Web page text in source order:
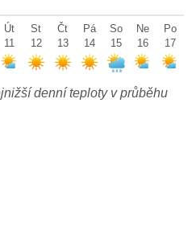
Út
11
St
12
Čt
13
Pá
14
So
15
Ne
16
Po
17
denní teploty v průběhu